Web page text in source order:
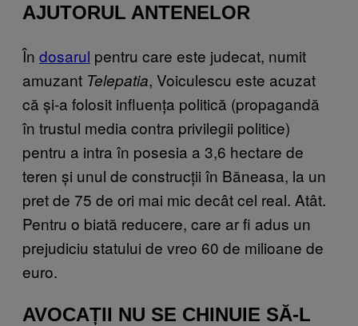
AJUTORUL ANTENELOR
În dosarul pentru care este judecat, numit
amuzant Telepatia, Voiculescu este acuzat
că și-a folosit influența politică (propagandă
în trustul media contra privilegii politice)
pentru a intra în posesia a 3,6 hectare de
teren și unul de construcții în Băneasa, la un
pret de 75 de ori mai mic decât cel real. Atât.
Pentru o biată reducere, care ar fi adus un
prejudiciu statului de vreo 60 de milioane de
euro.
AVOCAȚII NU SE CHINUIE SĂ-L